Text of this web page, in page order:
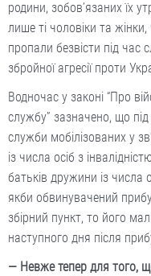
родини, зобов’язаних їх
лише ті чоловіки та
пропали безвісти під
збройної агресії проти
Водночас у законі “Про
службу” зазначено, що під
служби мобілізованих у
із числа осіб з
батьків дружини із числа
якби обвинувачений
збірний пункт, то його
наступного дня після
— Невже тепер для того,